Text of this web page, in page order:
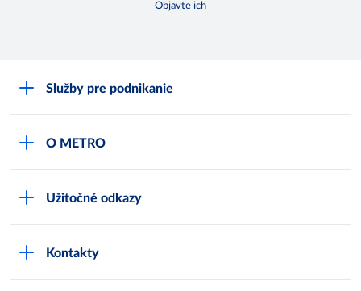
Objavte ich
Služby pre podnikanie
Track & trace
O METRO
Užitočné odkazy
Kontakty